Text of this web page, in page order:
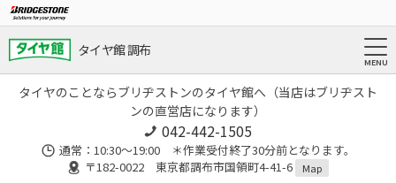
タイヤ館 調布
タイヤのことならブリヂストンのタイヤ館へ（当店はブリヂスト
ンの直営店になります）
042-442-1505
通常：10:30～19:00 ＊作業受付終了30分前となります。
〒182-0022 東京都調布市国領町4-41-6
Map